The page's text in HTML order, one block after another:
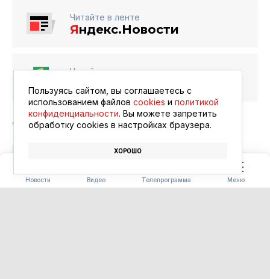
Новости Видео Телепрограмма Меню
Читайте в ленте
Яндекс.Новости
Читайте в ленте
АФИША
Пользуясь сайтом, вы соглашаетесь с
использованием файлов cookies и политикой
конфиденциальности. Вы можете запретить
обработку сookies в настройках браузера.
ХОРОШО